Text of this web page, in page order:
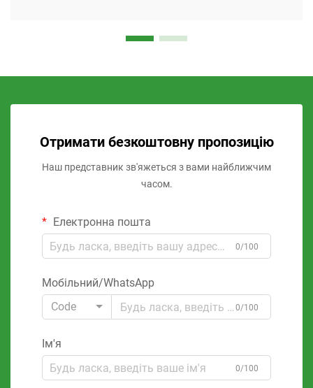
Отримати безкоштовну пропозицію
Наш представник зв'яжеться з вами найближчим
часом.
Електронна пошта
0/100
Мобільний/WhatsApp
Code
0/100
Ім'я
0/100